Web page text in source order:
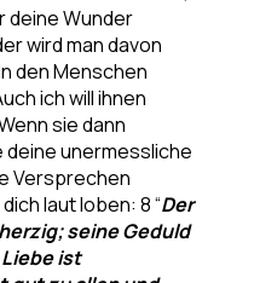
deine Wunder
wird man davon
den Menschen
ich will ihnen
sie dann
unermessliche
Versprechen
laut loben: 8 “Der
seine Geduld
ist